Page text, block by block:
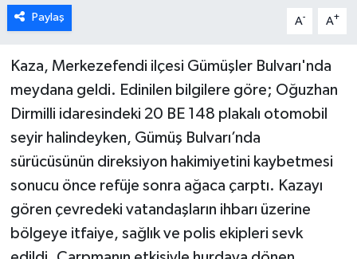
Paylaş A- A+
Kaza, Merkezefendi ilçesi Gümüşler Bulvarı'nda
meydana geldi. Edinilen bilgilere göre; Oğuzhan
Dirmilli idaresindeki 20 BE 148 plakalı otomobil
seyir halindeyken, Gümüş Bulvarı’nda
sürücüsünün direksiyon hakimiyetini kaybetmesi
sonucu önce refüje sonra ağaca çarptı. Kazayı
gören çevredeki vatandaşların ihbarı üzerine
bölgeye itfaiye, sağlık ve polis ekipleri sevk